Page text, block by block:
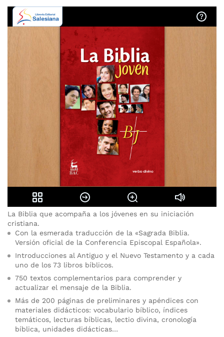
La Biblia que acompaña a los jóvenes en su iniciación
cristiana.
Con la esmerada traducción de la «Sagrada Biblia.
Versión oficial de la Conferencia Episcopal Española».
Introducciones al Antiguo y el Nuevo Testamento y a cada
uno de los 73 libros bíblicos.
750 textos complementarios para comprender y
actualizar el mensaje de la Biblia.
Más de 200 páginas de preliminares y apéndices con
materiales didácticos: vocabulario bíblico, índices
temáticos, lecturas bíblicas, lectio divina, cronología
bíblica, unidades didácticas…